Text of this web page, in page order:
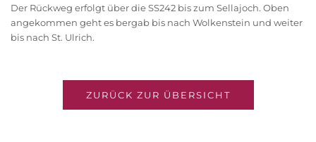
Der Rückweg erfolgt über die SS242 bis zum Sellajoch. Oben
angekommen geht es bergab bis nach Wolkenstein und weiter
bis nach St. Ulrich.
ZURÜCK ZUR ÜBERSICHT